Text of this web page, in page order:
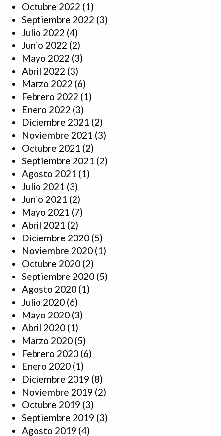
Octubre 2022 (1)
Septiembre 2022 (3)
Julio 2022 (4)
Junio 2022 (2)
Mayo 2022 (3)
Abril 2022 (3)
Marzo 2022 (6)
Febrero 2022 (1)
Enero 2022 (3)
Diciembre 2021 (2)
Noviembre 2021 (3)
Octubre 2021 (2)
Septiembre 2021 (2)
Agosto 2021 (1)
Julio 2021 (3)
Junio 2021 (2)
Mayo 2021 (7)
Abril 2021 (2)
Diciembre 2020 (5)
Noviembre 2020 (1)
Octubre 2020 (2)
Septiembre 2020 (5)
Agosto 2020 (1)
Julio 2020 (6)
Mayo 2020 (3)
Abril 2020 (1)
Marzo 2020 (5)
Febrero 2020 (6)
Enero 2020 (1)
Diciembre 2019 (8)
Noviembre 2019 (2)
Octubre 2019 (3)
Septiembre 2019 (3)
Agosto 2019 (4)